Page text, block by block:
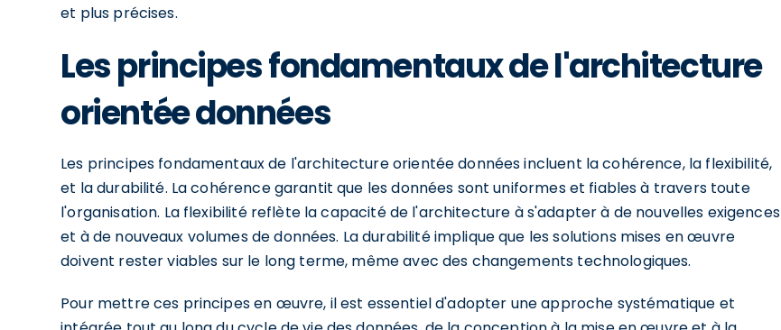
et plus précises.
Les principes fondamentaux de l'architecture
orientée données
Les principes fondamentaux de l'architecture orientée données incluent la cohérence, la flexibilité,
et la durabilité. La cohérence garantit que les données sont uniformes et fiables à travers toute
l'organisation. La flexibilité reflète la capacité de l'architecture à s'adapter à de nouvelles exigences
et à de nouveaux volumes de données. La durabilité implique que les solutions mises en œuvre
doivent rester viables sur le long terme, même avec des changements technologiques.
Pour mettre ces principes en œuvre, il est essentiel d'adopter une approche systématique et